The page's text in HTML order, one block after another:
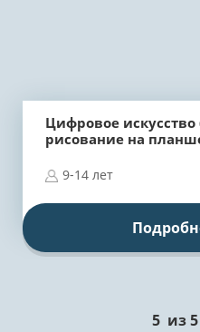
Цифровое
рисование на
9-14 лет
5 из5